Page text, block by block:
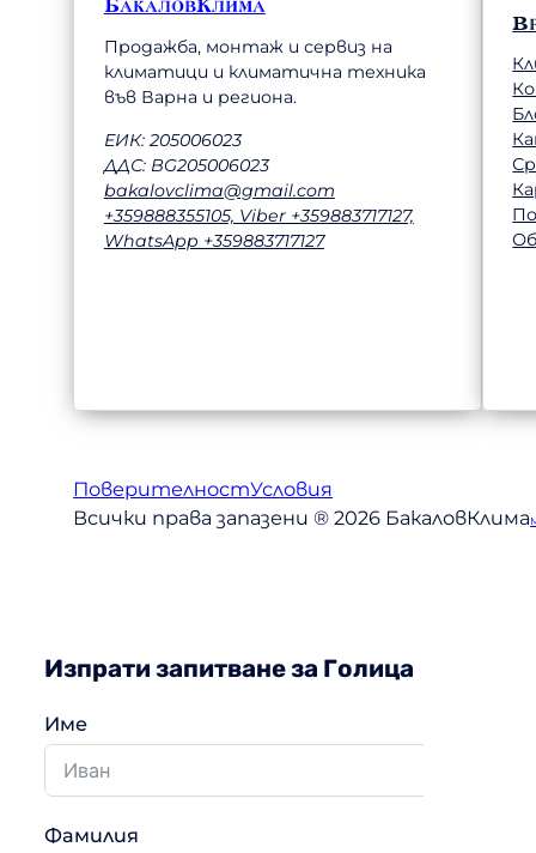
Продажба, монтаж и сервиз на
климатици и климатична техника
във Варна и региона.
ЕИК: 205006023
ДДС: BG205006023
bakalovclima@gmail.com
+359888355105, Viber +359883717127,
WhatsApp +359883717127
ПоверителностУсловия
Всички права запазени ® 2026 БакаловКлима
Изпрати запитване за Голица
Име
Фамилия